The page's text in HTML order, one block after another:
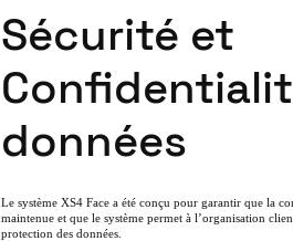
Sécurité et
données
Le système XS4 Face a été conçu pour garantir que la
maintenue et que le système permet à l’organisation
protection des données.